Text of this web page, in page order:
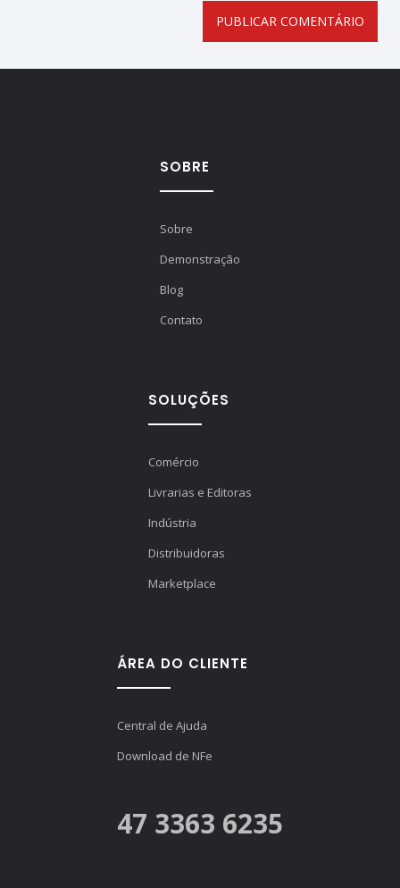
SOBRE
Sobre
Demonstração
Blog
Contato
SOLUÇÕES
Comércio
Livrarias e Editoras
Indústria
Distribuidoras
Marketplace
ÁREA DO CLIENTE
Central de Ajuda
Download de NFe
47 3363 6235